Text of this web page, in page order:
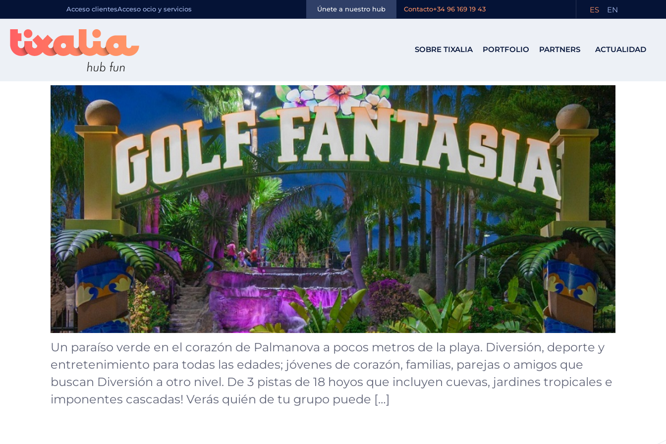
Acceso clientesAcceso ocio y servicios Únete a nuestro hub Contacto+34 96 169 19 43 ES EN
SOBRE TIXALIA PORTFOLIO PARTNERS ACTUALIDAD
Destino proveedor:Palmanova
Golf Fantasía
Un paraíso verde en el corazón de Palmanova a pocos metros de la playa. Diversión, deporte y
entretenimiento para todas las edades; jóvenes de corazón, familias, parejas o amigos que
buscan Diversión a otro nivel. De 3 pistas de 18 hoyos que incluyen cuevas, jardines tropicales e
imponentes cascadas! Verás quién de tu grupo puede […]